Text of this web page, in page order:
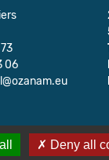
06
Deny all